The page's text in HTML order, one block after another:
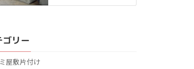
ゴリー
屋敷片付け